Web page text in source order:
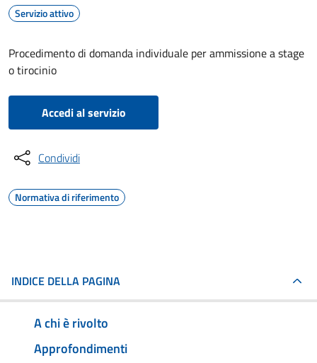
Servizio attivo
Procedimento di domanda individuale per ammissione a stage
o tirocinio
Accedi al servizio
Condividi
Normativa di riferimento
INDICE DELLA PAGINA
A chi è rivolto
Approfondimenti